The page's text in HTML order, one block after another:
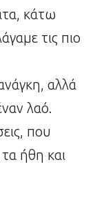
κάτω
τις πιο
αλλά
λαό.
που
ήθη και